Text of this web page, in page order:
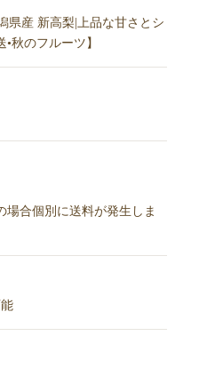
県産 新高梨|上品な甘さとシ
秋のフルーツ】
場合個別に送料が発生しま